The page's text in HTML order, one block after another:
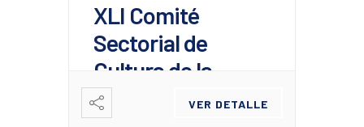
XLI Comité
Sectorial de
Cultura de la
UCCI
VER DETALLE